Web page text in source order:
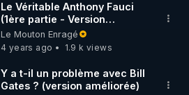
Le Véritable Anthony Fauci
(1ère partie - Version
Française)
Le Mouton Enragé
4 years ago
1.9 k views
Y a t-il un problème avec Bill
Gates ? (version améliorée)